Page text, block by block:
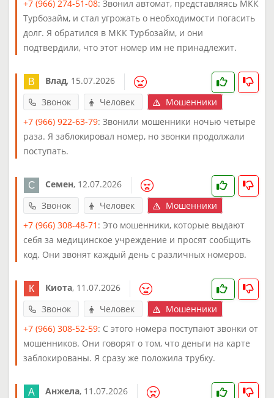
+7 (966) 274-51-08: Звонил автомат, представляясь МКК
Турбозайм, и стал угрожать о необходимости погасить
долг. Я обратился в МКК Турбозайм, и они
подтвердили, что этот номер им не принадлежит.
Влад, 15.07.2026
Звонок
Человек
Мошенники
+7 (966) 922-63-79: Звонили мошенники ночью четыре
раза. Я заблокировал номер, но звонки продолжали
поступать.
Семен, 12.07.2026
Звонок
Человек
Мошенники
+7 (966) 308-48-71 : Это мошенники, которые выдают
себя за медицинское учреждение и просят сообщить
код. Они звонят каждый день с различных номеров.
Киота, 11.07.2026
Звонок
Человек
Мошенники
+7 (966) 308-52-59: С этого номера поступают звонки от
мошенников. Они говорят о том, что деньги на карте
заблокированы. Я сразу же положила трубку.
Анжела, 11.07.2026